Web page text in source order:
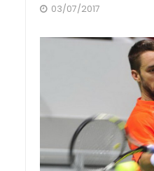
03/07/2017